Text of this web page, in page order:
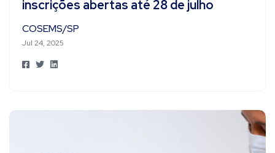
inscrições abertas até 28 de julho
COSEMS/SP
Jul 24, 2025